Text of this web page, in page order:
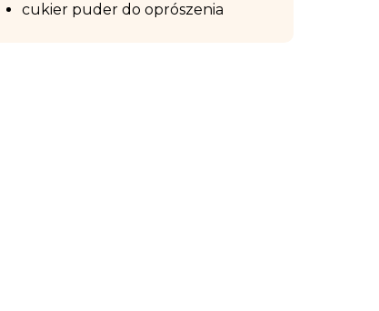
cukier puder do oprószenia